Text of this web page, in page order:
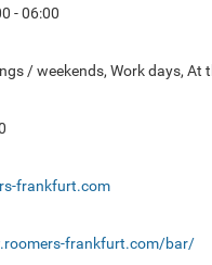
- 06:00
/ weekends, Work days, At
frankfurt.com
frankfurt.com/bar/